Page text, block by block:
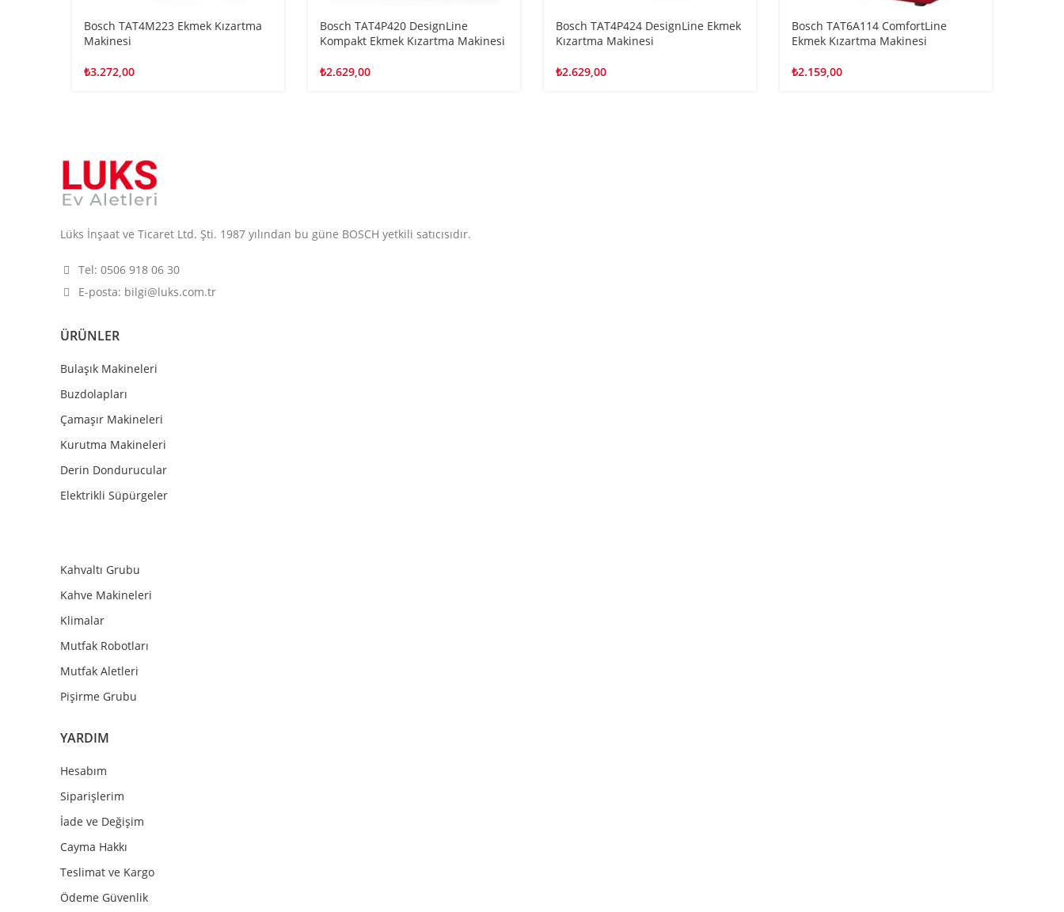
Bosch TAT4M223 Ekmek Kızartma
Makinesi
₺3.272,00
Bosch TAT4P420 DesignLine
Kompakt Ekmek Kızartma Makinesi
₺2.629,00
Bosch TAT4P424 DesignLine Ekmek
Kızartma Makinesi
₺2.629,00
Bosch TAT6A114 ComfortLine
Ekmek Kızartma Makinesi
₺2.159,00
Lüks İnşaat ve Ticaret Ltd. Şti. 1987 yılından bu güne BOSCH yetkili satıcısıdır.
Tel: 0506 918 06 30
E-posta: bilgi@luks.com.tr
ÜRÜNLER
Bulaşık Makineleri
Buzdolapları
Çamaşır Makineleri
Kurutma Makineleri
Derin Dondurucular
Elektrikli Süpürgeler
Kahvaltı Grubu
Kahve Makineleri
Klimalar
Mutfak Robotları
Mutfak Aletleri
Pişirme Grubu
YARDIM
Hesabım
Siparişlerim
İade ve Değişim
Cayma Hakkı
Teslimat ve Kargo
Ödeme Güvenlik